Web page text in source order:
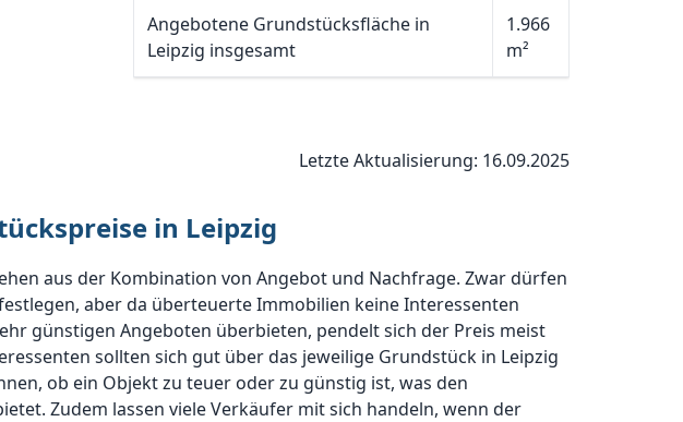
Angebotene Grundstücksfläche in
Leipzig insgesamt
1.966
m²
Letzte Aktualisierung: 16.09.2025
in Leipzig
aus der Kombination von Angebot und Nachfrage. Zwar dürfen
aber da überteuerte Immobilien keine Interessenten
günstigen Angeboten überbieten, pendelt sich der Preis meist
sollten sich gut über das jeweilige Grundstück in Leipzig
ob ein Objekt zu teuer oder zu günstig ist, was den
Zudem lassen viele Verkäufer mit sich handeln, wenn der